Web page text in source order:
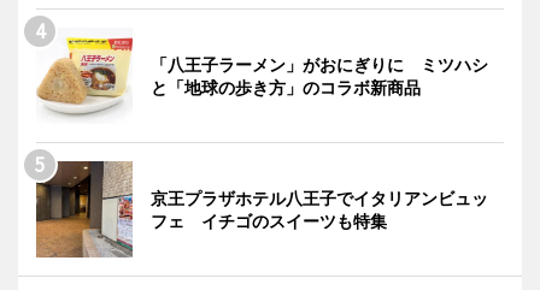
「八王子ラーメン」がおにぎりに ミツハシ
と「地球の歩き方」のコラボ新商品
京王プラザホテル八王子でイタリアンビュッ
フェ イチゴのスイーツも特集